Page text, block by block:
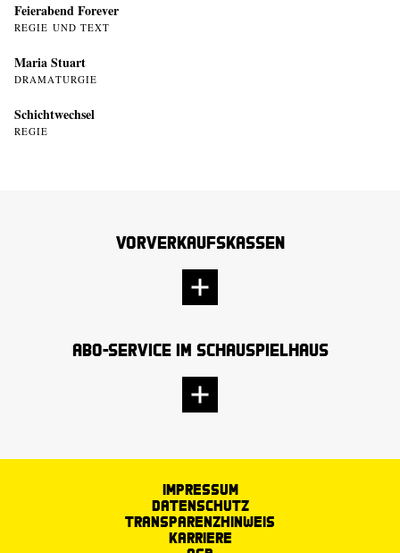
Feierabend Forever
REGIE UND TEXT
Maria Stuart
DRAMATURGIE
Schichtwechsel
REGIE
Vorverkaufskassen
Abo-Service im Schauspielhaus
Impressum
Datenschutz
Transparenzhinweis
Karriere